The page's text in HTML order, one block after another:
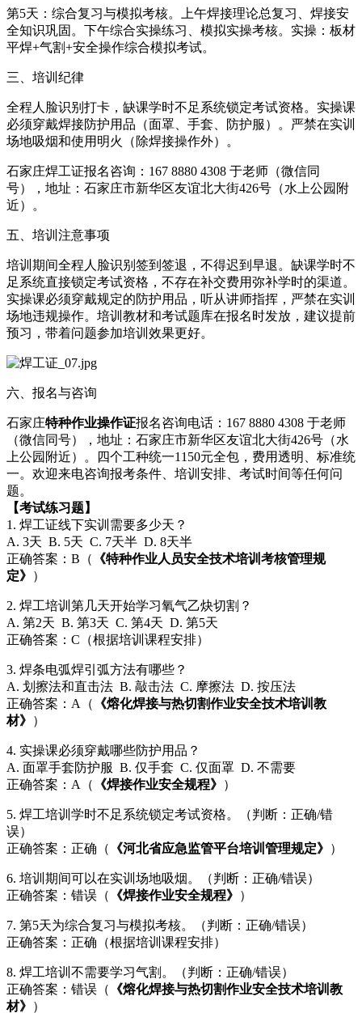
第5天：综合复习与模拟考核。上午焊接理论总复习、焊接安
全知识巩固。下午综合实操练习、模拟实操考核。实操：板材
平焊+气割+安全操作综合模拟考试。
三、培训纪律
全程人脸识别打卡，缺课学时不足系统锁定考试资格。实操课
必须穿戴焊接防护用品（面罩、手套、防护服）。严禁在实训
场地吸烟和使用明火（除焊接操作外）。
石家庄焊工证报名咨询：167 8880 4308 于老师（微信同
号），地址：石家庄市新华区友谊北大街426号（水上公园附
近）。
五、培训注意事项
培训期间全程人脸识别签到签退，不得迟到早退。缺课学时不
足系统直接锁定考试资格，不存在补交费用弥补学时的渠道。
实操课必须穿戴规定的防护用品，听从讲师指挥，严禁在实训
场地违规操作。培训教材和考试题库在报名时发放，建议提前
预习，带着问题参加培训效果更好。
六、报名与咨询
石家庄特种作业操作证报名咨询电话：167 8880 4308 于老师
（微信同号），地址：石家庄市新华区友谊北大街426号（水
上公园附近）。四个工种统一1150元全包，费用透明、标准统
一。欢迎来电咨询报考条件、培训安排、考试时间等任何问
题。
【考试练习题】
1. 焊工证线下实训需要多少天？
A. 3天 B. 5天 C. 7天半 D. 8天半
正确答案：B（
《特种作业人员安全技术培训考核管理规
定》 ）
2. 焊工培训第几天开始学习氧气乙炔切割？
A. 第2天 B. 第3天 C. 第4天 D. 第5天
正确答案：C（根据培训课程安排）
3. 焊条电弧焊引弧方法有哪些？
A. 划擦法和直击法 B. 敲击法 C. 摩擦法 D. 按压法
正确答案：A（
《熔化焊接与热切割作业安全技术培训教
材》 ）
4. 实操课必须穿戴哪些防护用品？
A. 面罩手套防护服 B. 仅手套 C. 仅面罩 D. 不需要
正确答案：A（
《焊接作业安全规程》 ）
5. 焊工培训学时不足系统锁定考试资格。（判断：正确/错
误）
正确答案：正确（
《河北省应急监管平台培训管理规定》 ）
6. 培训期间可以在实训场地吸烟。（判断：正确/错误）
正确答案：错误（
《焊接作业安全规程》 ）
7. 第5天为综合复习与模拟考核。（判断：正确/错误）
正确答案：正确（根据培训课程安排）
8. 焊工培训不需要学习气割。（判断：正确/错误）
正确答案：错误（
《熔化焊接与热切割作业安全技术培训教
材》 ）